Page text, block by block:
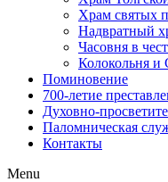
Храм святых
Надвратный
Часовня в
Колокольня и
Поминовение
700-летие
Духовно-
Паломническая
Контакты
Menu